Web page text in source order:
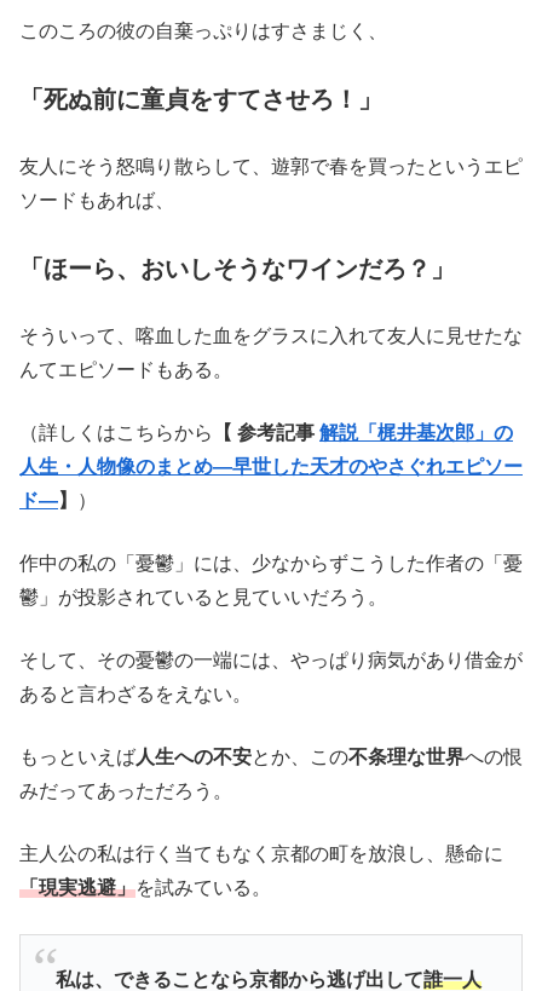
このころの彼の自棄っぷりはすさまじく、
「死ぬ前に童貞をすてさせろ！」
友人にそう怒鳴り散らして、遊郭で春を買ったというエピ
ソードもあれば、
「ほーら、おいしそうなワインだろ？」
そういって、喀血した血をグラスに入れて友人に見せたな
んてエピソードもある。
（詳しくはこちらから 【 参考記事 解説「梶井基次郎」の
人生・人物像のまとめ―早世した天才のやさぐれエピソー
ド―】 ）
作中の私の「憂鬱」には、少なからずこうした作者の「憂
鬱」が投影されていると見ていいだろう。
そして、その憂鬱の一端には、やっぱり病気があり借金が
あると言わざるをえない。
もっといえば人生への不安とか、この不条理な世界への恨
みだってあっただろう。
主人公の私は行く当てもなく京都の町を放浪し、懸命に
「現実逃避」を試みている。
私は、できることなら京都から逃げ出して誰一人